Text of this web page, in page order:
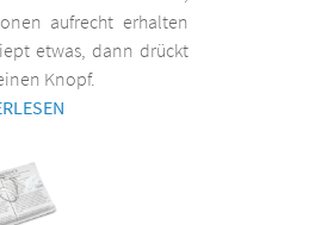
aufrecht erhalten
etwas, dann drückt
Knopf.